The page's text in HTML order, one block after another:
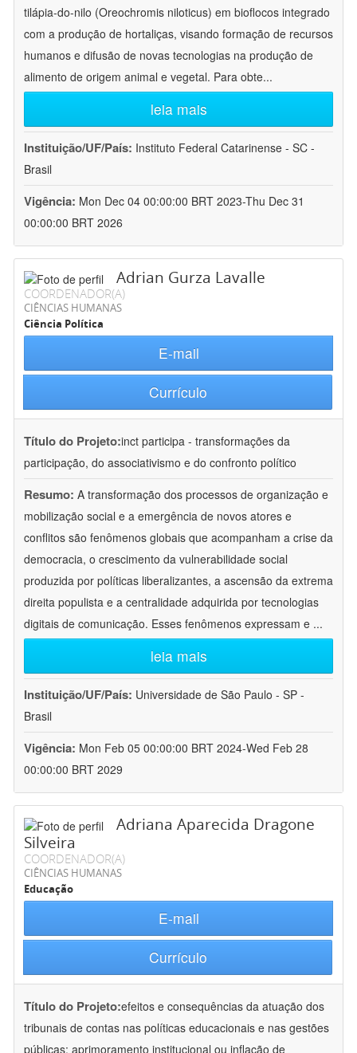
tilápia-do-nilo (Oreochromis niloticus) em bioflocos integrado
com a produção de hortaliças, visando formação de recursos
humanos e difusão de novas tecnologias na produção de
alimento de origem animal e vegetal. Para obte...
leia mais
Instituição/UF/País: Instituto Federal Catarinense - SC -
Brasil
Vigência: Mon Dec 04 00:00:00 BRT 2023-Thu Dec 31
00:00:00 BRT 2026
Adrian Gurza Lavalle
COORDENADOR(A)
CIÊNCIAS HUMANAS
Ciência Política
E-mail
Currículo
Título do Projeto:inct participa - transformações da
participação, do associativismo e do confronto político
Resumo: A transformação dos processos de organização e
mobilização social e a emergência de novos atores e
conflitos são fenômenos globais que acompanham a crise da
democracia, o crescimento da vulnerabilidade social
produzida por políticas liberalizantes, a ascensão da extrema
direita populista e a centralidade adquirida por tecnologias
digitais de comunicação. Esses fenômenos expressam e ...
leia mais
Instituição/UF/País: Universidade de São Paulo - SP -
Brasil
Vigência: Mon Feb 05 00:00:00 BRT 2024-Wed Feb 28
00:00:00 BRT 2029
Adriana Aparecida Dragone
Silveira
COORDENADOR(A)
CIÊNCIAS HUMANAS
Educação
E-mail
Currículo
Título do Projeto:efeitos e consequências da atuação dos
tribunais de contas nas políticas educacionais e nas gestões
públicas: aprimoramento institucional ou inflação de